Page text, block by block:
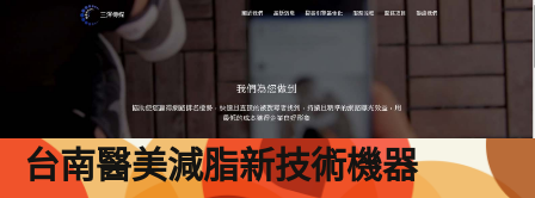
台南醫美減脂新技術機器